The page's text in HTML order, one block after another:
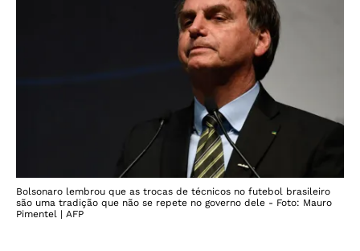
Bolsonaro lembrou que as trocas de técnicos no futebol brasileiro
são uma tradição que não se repete no governo dele - Foto: Mauro
Pimentel | AFP